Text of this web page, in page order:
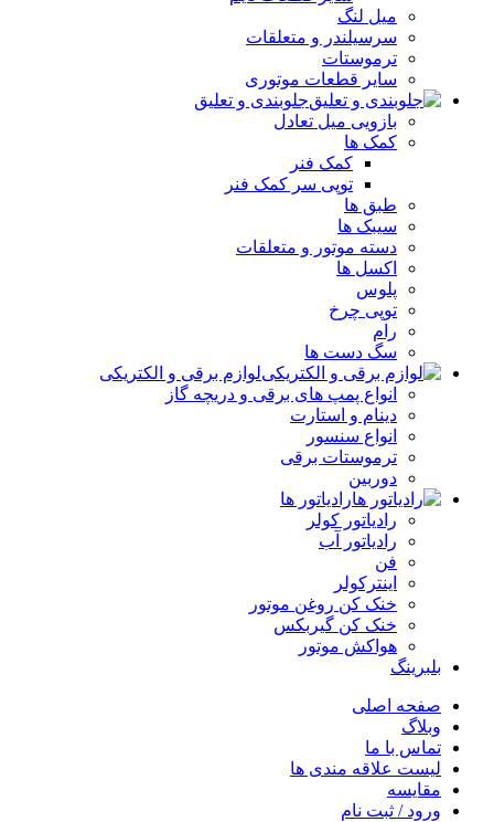
میل لنگ
سرسیلندر و متعلقات
ترموستات
سایر قطعات موتوری
جلوبندی و تعلیق
بازویی میل تعادل
کمک ها
کمک فنر
توپی سر کمک فنر
طبق ها
سیبک ها
دسته موتور و متعلقات
اکسل ها
پلوس
توپی چرخ
رام
سگ دست ها
لوازم برقی و الکتریکی
انواع پمپ های برقی و دریچه گاز
دینام و استارت
انواع سنسور
ترموستات برقی
دوربین
رادیاتور ها
رادیاتور کولر
رادیاتور آب
فن
اینترکولر
خنک کن روغن موتور
خنک کن گیربکس
هواکش موتور
بلبرینگ
صفحه اصلی
وبلاگ
تماس با ما
لیست علاقه مندی ها
مقایسه
ورود / ثبت نام